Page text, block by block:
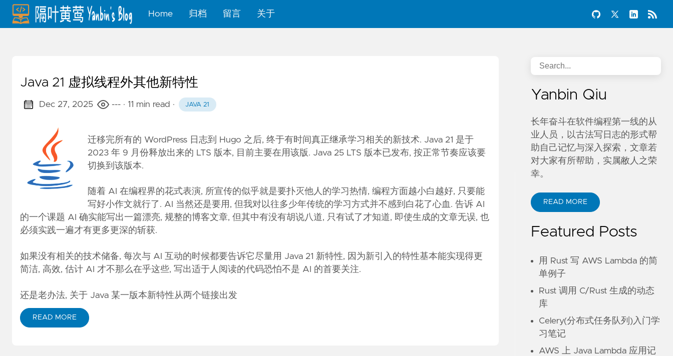
Home 归档 留言 关于
Java 21 虚拟线程外其他新特性
Dec 27, 2025 --- · 11 min read · JAVA 21
迁移完所有的 WordPress 日志到 Hugo 之后, 终于有时间真正继承学习相关的新技术. Java 21 是于
2023 年 9 月份释放出来的 LTS 版本, 目前主要在用该版. Java 25 LTS 版本已发布, 按正常节奏应该要
切换到该版本.
随着 AI 在编程界的花式表演, 所宣传的似乎就是要扑灭他人的学习热情, 编程方面越小白越好, 只要能
写好小作文就行了. AI 当然还是要用, 但我对以往多少年传统的学习方式并不感到白花了心血. 告诉 AI
的一个课题 AI 确实能写出一篇漂亮, 规整的博客文章, 但其中有没有胡说八道, 只有试了才知道, 即使生成的文章无误, 也
必须实践一遍才有更多更深的斩获.
如果没有相关的技术储备, 每次与 AI 互动的时候都要告诉它尽量用 Java 21 新特性, 因为新引入的特性基本能实现得更
简洁, 高效, 估计 AI 才不那么在乎这些, 写出适于人阅读的代码恐怕不是 AI 的首要关注.
还是老办法, 关于 Java 某一版本新特性从两个链接出发
READ MORE
Yanbin Qiu
长年奋斗在软件编程第一线的从
业人员，以古法写日志的形式帮
助自己记忆与深入探索，文章若
对大家有所帮助，实属敝人之荣
幸。
READ MORE
Featured Posts
用 Rust 写 AWS Lambda 的简
单例子
Rust 调用 C/Rust 生成的动态
库
Celery(分布式任务队列)入门学
习笔记
AWS 上 Java Lambda 应用记